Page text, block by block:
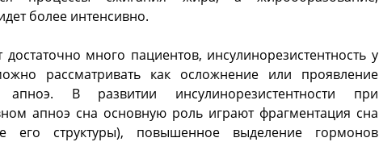
более интенсивно.
достаточно много пациентов, инсулинорезистентность у
рассматривать как осложнение или проявление
апноэ. В развитии инсулинорезистентности при
апноэ сна основную роль играют фрагментация сна
его структуры), повышенное выделение гормонов